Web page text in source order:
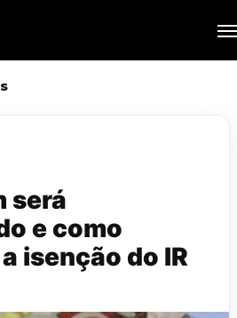
será
e como
isenção do IR